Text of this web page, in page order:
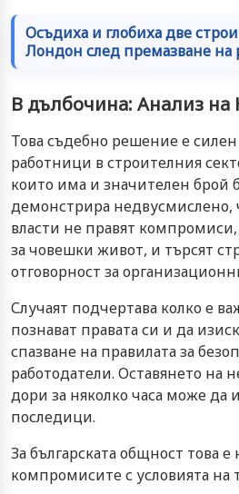
Осъдиха и глобиха две
Лондон след премазване на
В дълбочина: Анализ
Това съдебно решение е
работници в строителния
които има и значителен брой
демонстрира недвусмислено,
власти не правят компромиси,
за човешки живот, и търсят
отговорност за
Случаят подчертава колко е
познават правата си и да
спазване на правилата за
работодатели. Оставянето на
дори за няколко часа може да
последици.
За българската общност това
компромисите с условията на